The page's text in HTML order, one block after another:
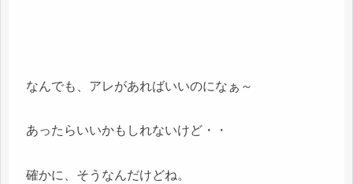
なんでも、アレがあればいいのになぁ～
あったらいいかもしれないけど・・
確かに、そうなんだけどね。